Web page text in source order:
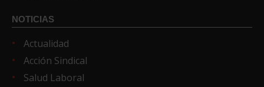
NOTICIAS
Actualidad
Acción Sindical
Salud Laboral